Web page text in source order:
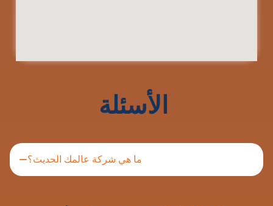
الأسئلة
ما هي شركة عالمك الحديث؟